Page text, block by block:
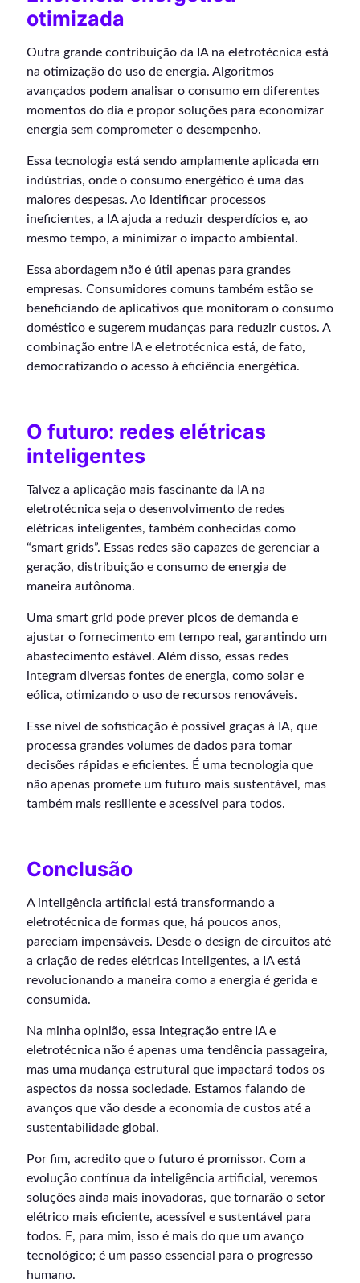
otimizada
Outra grande contribuição da IA na eletrotécnica está
na otimização do uso de energia. Algoritmos
avançados podem analisar o consumo em diferentes
momentos do dia e propor soluções para economizar
energia sem comprometer o desempenho.
Essa tecnologia está sendo amplamente aplicada em
indústrias, onde o consumo energético é uma das
maiores despesas. Ao identificar processos
ineficientes, a IA ajuda a reduzir desperdícios e, ao
mesmo tempo, a minimizar o impacto ambiental.
Essa abordagem não é útil apenas para grandes
empresas. Consumidores comuns também estão se
beneficiando de aplicativos que monitoram o consumo
doméstico e sugerem mudanças para reduzir custos. A
combinação entre IA e eletrotécnica está, de fato,
democratizando o acesso à eficiência energética.
O futuro: redes elétricas
inteligentes
Talvez a aplicação mais fascinante da IA na
eletrotécnica seja o desenvolvimento de redes
elétricas inteligentes, também conhecidas como
“smart grids”. Essas redes são capazes de gerenciar a
geração, distribuição e consumo de energia de
maneira autônoma.
Uma smart grid pode prever picos de demanda e
ajustar o fornecimento em tempo real, garantindo um
abastecimento estável. Além disso, essas redes
integram diversas fontes de energia, como solar e
eólica, otimizando o uso de recursos renováveis.
Esse nível de sofisticação é possível graças à IA, que
processa grandes volumes de dados para tomar
decisões rápidas e eficientes. É uma tecnologia que
não apenas promete um futuro mais sustentável, mas
também mais resiliente e acessível para todos.
Conclusão
A inteligência artificial está transformando a
eletrotécnica de formas que, há poucos anos,
pareciam impensáveis. Desde o design de circuitos até
a criação de redes elétricas inteligentes, a IA está
revolucionando a maneira como a energia é gerida e
consumida.
Na minha opinião, essa integração entre IA e
eletrotécnica não é apenas uma tendência passageira,
mas uma mudança estrutural que impactará todos os
aspectos da nossa sociedade. Estamos falando de
avanços que vão desde a economia de custos até a
sustentabilidade global.
Por fim, acredito que o futuro é promissor. Com a
evolução contínua da inteligência artificial, veremos
soluções ainda mais inovadoras, que tornarão o setor
elétrico mais eficiente, acessível e sustentável para
todos. E, para mim, isso é mais do que um avanço
tecnológico; é um passo essencial para o progresso
humano.